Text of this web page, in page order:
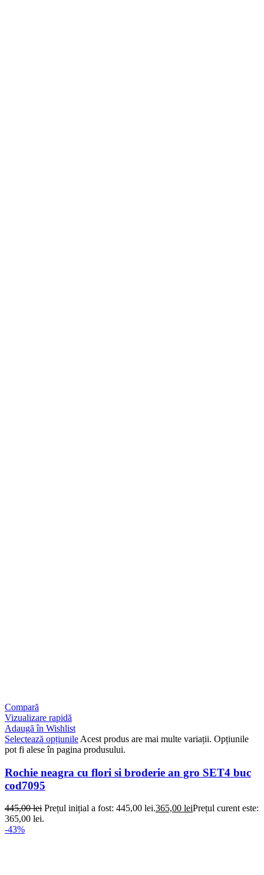
Compară
Vizualizare rapidă
Adaugă în Wishlist
Selectează opțiunile Acest produs are mai multe variații. Opțiunile
pot fi alese în pagina produsului.
Rochie neagra cu flori si broderie an gro SET4 buc
cod7095
445,00lei Prețul inițial a fost: 445,00 lei.365,00 leiPrețul curent este:
365,00 lei.
-43%